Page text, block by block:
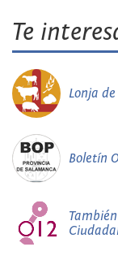
Te
Lonja
Boletín